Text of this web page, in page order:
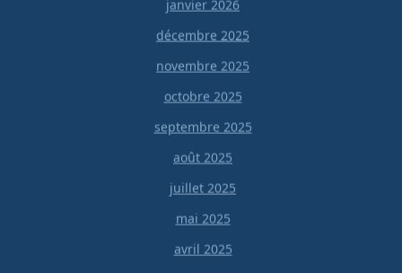
janvier 2026
décembre 2025
novembre 2025
octobre 2025
septembre 2025
août 2025
juillet 2025
mai 2025
avril 2025